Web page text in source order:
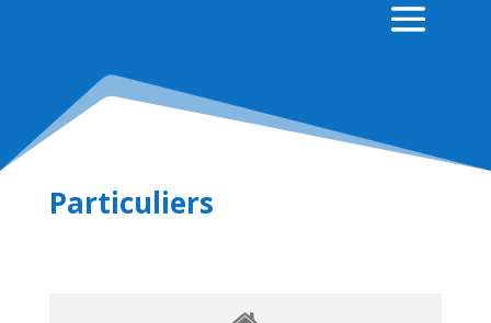
Particuliers